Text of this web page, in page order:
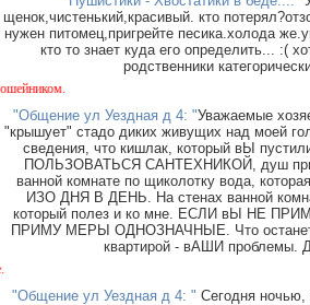
щенок,чистенький,красивый. кто
нужен питомец,пригрейте песика.холода
кто то знает куда его определить... :(
родственники
"Общение ул Уездная д 4: "Уважаемые
"крышует" стадо диких живущих над моей
сведения, что кишлак, который вЫ
ПОЛЬЗОВАТЬСЯ САНТЕХНИКОЙ, душ
ванной комнате по щиколотку вода,
ИЗО ДНЯ В ДЕНЬ. На стенах ванной
который полез и ко мне. ЕСЛИ вЫ НЕ
ПРИМУ МЕРЫ ОДНОЗНАЧНЫЕ. Что
квартирой - вАШИ
"Общение ул Уездная д 4: " Сегодня ночью,